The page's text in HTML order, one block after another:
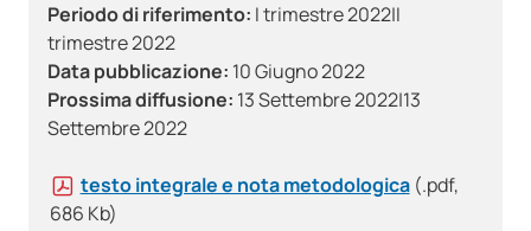
Periodo di riferimento: I trimestre 2022|I
trimestre 2022
Data pubblicazione: 10 Giugno 2022
Prossima diffusione: 13 Settembre 2022|13
Settembre 2022
testo integrale e nota metodologica (.pdf,
686 Kb)